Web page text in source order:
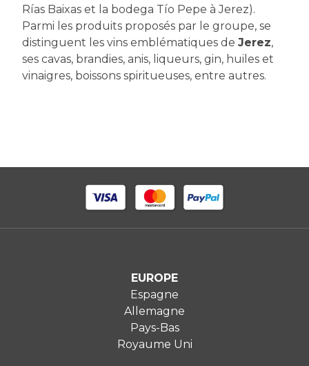
Rías Baixas et la bodega Tío Pepe à Jerez).
Parmi les produits proposés par le groupe, se
distinguent les vins emblématiques de Jerez,
ses cavas, brandies, anis, liqueurs, gin, huiles et
vinaigres, boissons spiritueuses, entre autres.
EUROPE
Espagne
Allemagne
Pays-Bas
Royaume Uni